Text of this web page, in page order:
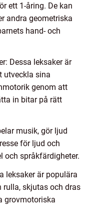
ett 1-åring. De kan
andra geometriska
hand- och
Dessa leksaker är
utveckla sina
genom att
in bitar på rätt
musik, gör ljud
för ljud och
och språkfärdigheter.
leksaker är populära
rulla, skjutas och dras
grovmotoriska